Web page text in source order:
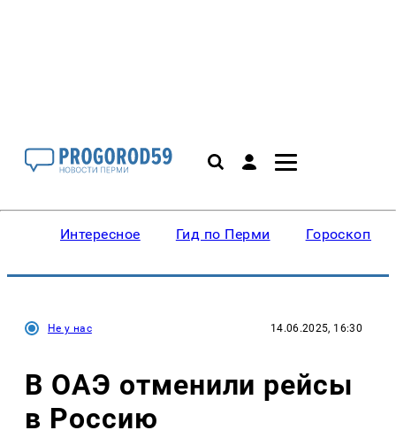
Интересное Гид по Перми Гороскопы
Не у нас 14.06.2025, 16:30
В ОАЭ отменили рейсы
в Россию